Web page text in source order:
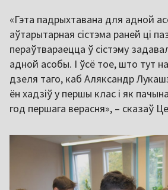
«Гэта падрыхтавана для адной
аўтарытарная сістэма раней ці
пераўтвараецца ў сістэму
адной асобы. І ўсё тое, што тут
дзеля таго, каб Аляксандр
ён хадзіў у першы клас і як
год першага верасня», – сказаў